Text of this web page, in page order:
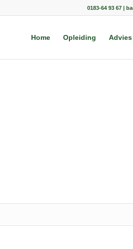
0183-64 93 67 |
Home Opleiding Advies